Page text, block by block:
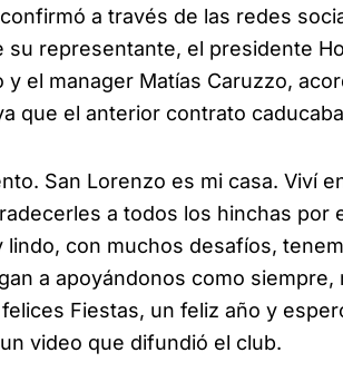
a través de las redes
su representante, el presidente
y el manager Matías Caruzzo,
que el anterior contrato
San Lorenzo es mi casa. Viví
a todos los hinchas por
lindo, con muchos desafíos,
a apoyándonos como
Fiestas, un feliz año y
video que difundió el club.